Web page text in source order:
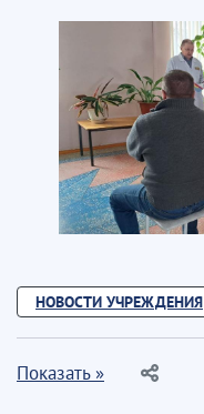
НОВОСТИ УЧРЕЖДЕНИЯ
Показать »